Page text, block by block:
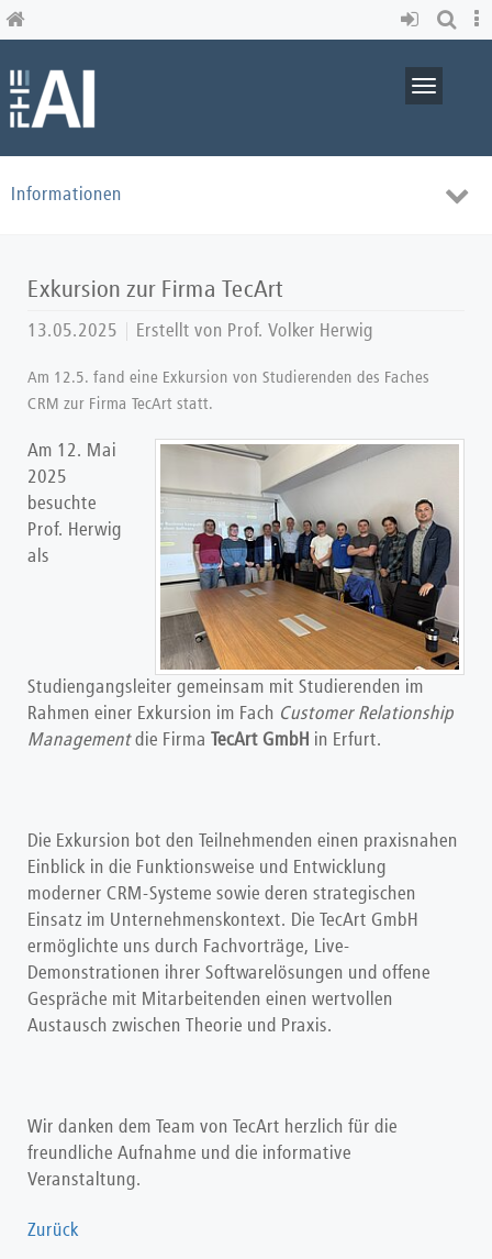
Skip
to
content
Toggle
Informationen
Toggle
Exkursion zur Firma TecArt
13.05.2025 Erstellt von Prof. Volker Herwig
Am 12.5. fand eine Exkursion von Studierenden des Faches
CRM zur Firma TecArt statt.
Am 12. Mai
2025
besuchte
Prof. Herwig
als
Studiengangsleiter gemeinsam mit Studierenden im
Rahmen einer Exkursion im Fach Customer Relationship
Managementdie Firma TecArt GmbH in Erfurt.
Die Exkursion bot den Teilnehmenden einen praxisnahen
Einblick in die Funktionsweise und Entwicklung
moderner CRM-Systeme sowie deren strategischen
Einsatz im Unternehmenskontext. Die TecArt GmbH
ermöglichte uns durch Fachvorträge, Live-
Demonstrationen ihrer Softwarelösungen und offene
Gespräche mit Mitarbeitenden einen wertvollen
Austausch zwischen Theorie und Praxis.
Wir danken dem Team von TecArt herzlich für die
freundliche Aufnahme und die informative
Veranstaltung.
Zurück